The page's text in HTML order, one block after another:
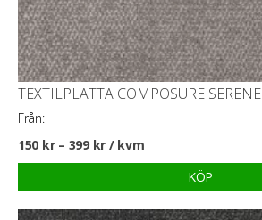
TEXTILPLATTA COMPOSURE SERENE
Från:
150 kr– 399 kr/ kvm
KÖP